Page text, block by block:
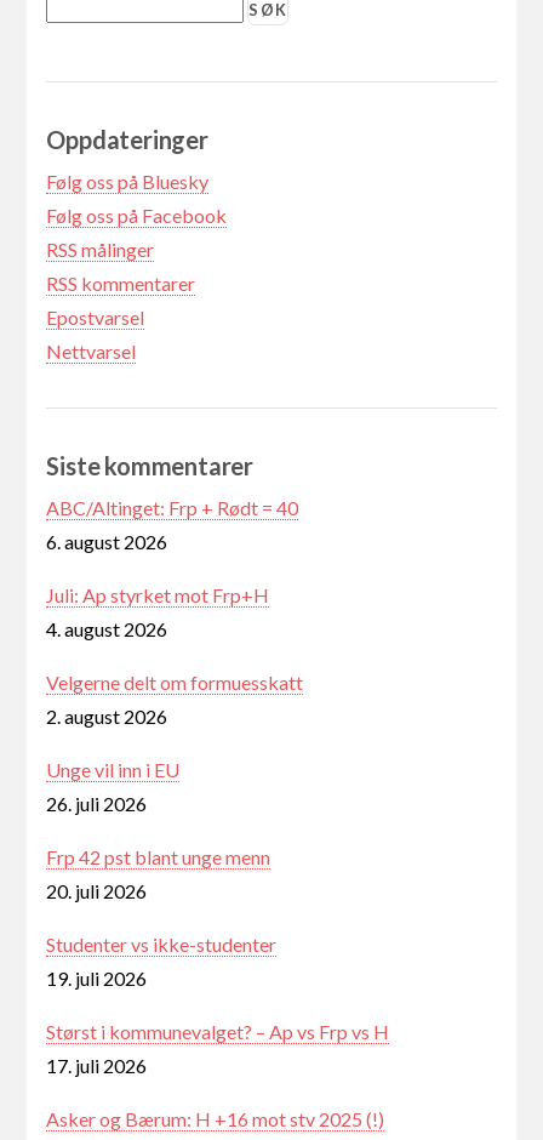
Oppdateringer
Følg oss på Bluesky
Følg oss på Facebook
RSS målinger
RSS kommentarer
Epostvarsel
Nettvarsel
Siste kommentarer
ABC/Altinget: Frp + Rødt = 40
6. august 2026
Juli: Ap styrket mot Frp+H
4. august 2026
Velgerne delt om formuesskatt
2. august 2026
Unge vil inn i EU
26. juli 2026
Frp 42 pst blant unge menn
20. juli 2026
Studenter vs ikke-studenter
19. juli 2026
Størst i kommunevalget? – Ap vs Frp vs H
17. juli 2026
Asker og Bærum: H +16 mot stv 2025 (!)